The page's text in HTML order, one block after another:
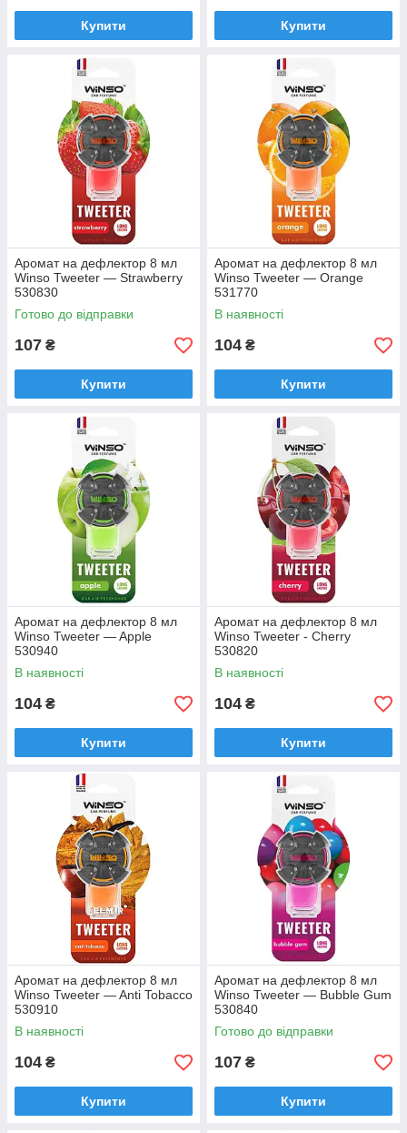
Купити Купити
Аромат на дефлектор 8 мл
Winso Tweeter — Strawberry
530830
Готово до відправки
107 ₴
Купити
Аромат на дефлектор 8 мл
Winso Tweeter — Orange
531770
В наявності
104 ₴
Купити
Аромат на дефлектор 8 мл
Winso Tweeter — Apple
530940
В наявності
104 ₴
Купити
Аромат на дефлектор 8 мл
Winso Tweeter - Cherry
530820
В наявності
104 ₴
Купити
Аромат на дефлектор 8 мл
Winso Tweeter — Anti Tobacco
530910
В наявності
104 ₴
Купити
Аромат на дефлектор 8 мл
Winso Tweeter — Bubble Gum
530840
Готово до відправки
107 ₴
Купити